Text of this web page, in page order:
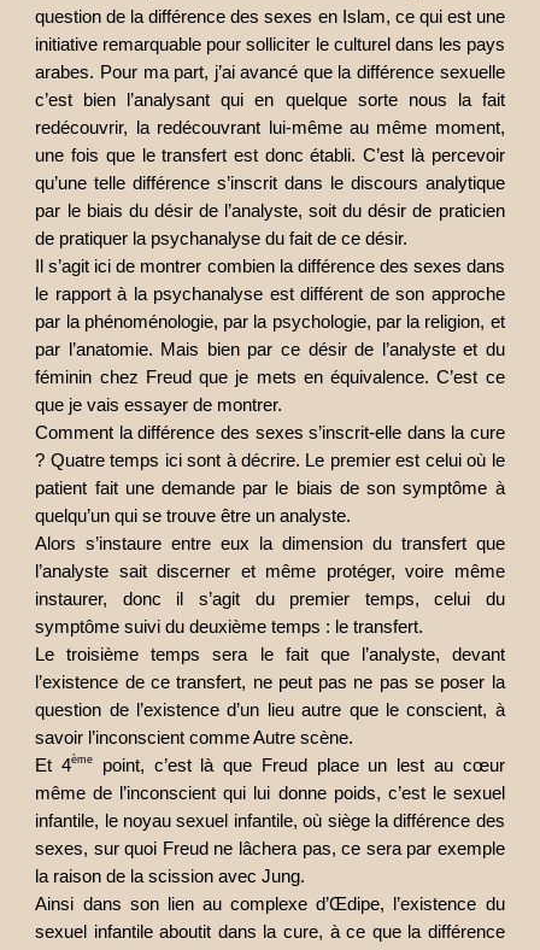
question de la différence des sexes en Islam, ce qui est une
initiative remarquable pour solliciter le culturel dans les pays
arabes. Pour ma part, j’ai avancé que la différence sexuelle
c’est bien l’analysant qui en quelque sorte nous la fait
redécouvrir, la redécouvrant lui-même au même moment,
une fois que le transfert est donc établi. C’est là percevoir
qu’une telle différence s’inscrit dans le discours analytique
par le biais du désir de l’analyste, soit du désir de praticien
de pratiquer la psychanalyse du fait de ce désir.
Il s’agit ici de montrer combien la différence des sexes dans
le rapport à la psychanalyse est différent de son approche
par la phénoménologie, par la psychologie, par la religion, et
par l’anatomie. Mais bien par ce désir de l’analyste et du
féminin chez Freud que je mets en équivalence. C’est ce
que je vais essayer de montrer.
Comment la différence des sexes s’inscrit-elle dans la cure
? Quatre temps ici sont à décrire. Le premier est celui où le
patient fait une demande par le biais de son symptôme à
quelqu’un qui se trouve être un analyste.
Alors s’instaure entre eux la dimension du transfert que
l’analyste sait discerner et même protéger, voire même
instaurer, donc il s’agit du premier temps, celui du
symptôme suivi du deuxième temps : le transfert.
Le troisième temps sera le fait que l’analyste, devant
l’existence de ce transfert, ne peut pas ne pas se poser la
question de l’existence d’un lieu autre que le conscient, à
savoir l’inconscient comme Autre scène.
Et 4ème
point, c’est là que Freud place un lest au cœur
même de l’inconscient qui lui donne poids, c’est le sexuel
infantile, le noyau sexuel infantile, où siège la différence des
sexes, sur quoi Freud ne lâchera pas, ce sera par exemple
la raison de la scission avec Jung.
Ainsi dans son lien au complexe d’Œdipe, l’existence du
sexuel infantile aboutit dans la cure, à ce que la différence